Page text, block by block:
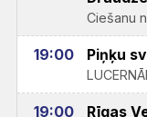
Ciešanu
19:00 Piņķu
19:00 Rīgas